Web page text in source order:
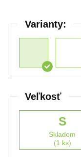
Varianty:
Veľkosť
S
Skladom
(1 ks)